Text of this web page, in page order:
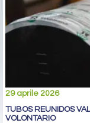
29 aprile 2026
TUBOS REUNIDOS
VOLONTARIO